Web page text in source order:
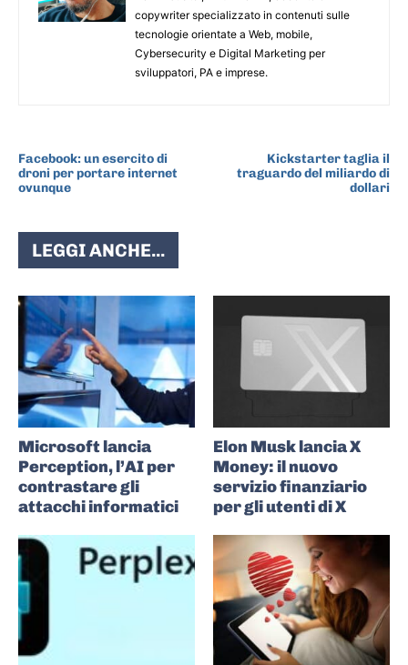
copywriter specializzato in contenuti sulle
tecnologie orientate a Web, mobile,
Cybersecurity e Digital Marketing per
sviluppatori, PA e imprese.
Facebook: un esercito di
droni per portare internet
ovunque
Kickstarter taglia il
traguardo del miliardo di
dollari
LEGGI ANCHE...
Microsoft lancia
Perception, l’AI per
contrastare gli
attacchi informatici
Elon Musk lancia X
Money: il nuovo
servizio finanziario
per gli utenti di X